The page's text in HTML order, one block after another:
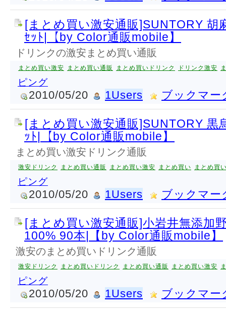
[まとめ買い激安通販]SUNTORY 胡
ｾｯﾄ|【by Color通販mobile】
ドリンクの激安まとめ買い通販
まとめ買い激安 まとめ買い通販 まとめ買いドリンク ドリンク激安
ピング
2010/05/20 1Users ブックマー
[まとめ買い激安通販]SUNTORY 黒
ｯﾄ|【by Color通販mobile】
まとめ買い激安ドリンク通販
激安ドリンク まとめ買い通販 まとめ買い激安 まとめ買い まとめ買
ピング
2010/05/20 1Users ブックマー
[まとめ買い激安通販]小岩井無添加
100% 90本|【by Color通販mobile】
激安のまとめ買いドリンク通販
激安ドリンク まとめ買いドリンク まとめ買い通販 まとめ買い激安
ピング
2010/05/20 1Users ブックマー